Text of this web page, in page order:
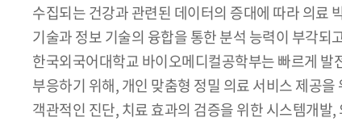
수집되는 건강과 관련된 데이터의 증대에 따라 의료
기술과 정보 기술의 융합을 통한 분석 능력이 부각되
한국외국어대학교 바이오메디컬공학부는 빠르게 발
부응하기 위해, 개인 맞춤형 정밀 의료 서비스 제공
객관적인 진단, 치료 효과의 검증을 위한 시스템개발